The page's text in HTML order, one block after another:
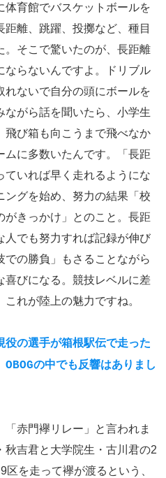
育館でバスケットボールを
離、跳躍、投擲など、種目
。そこで驚いたのが、長距離
ならないんですよ。ドリブル
れないで自分の頭にボールを
がら話を聞いたら、小学生
飛び箱も向こうまで飛べなか
ムに多数いたんです。「長距
いれば早く走れるようにな
ングを始め、努力の結果「校
がきっかけ」とのこと。長距
人でも努力すれば記録が伸び
での勝負」もさることながら
喜びになる。競技レベルに差
れが陸上の魅力ですね。
の選手が箱根駅伝で走った
の中でも反響はありまし
赤門襷リレー」と言われま
秋吉君と大学院生・古川君の2
区を走って襷が渡るという、